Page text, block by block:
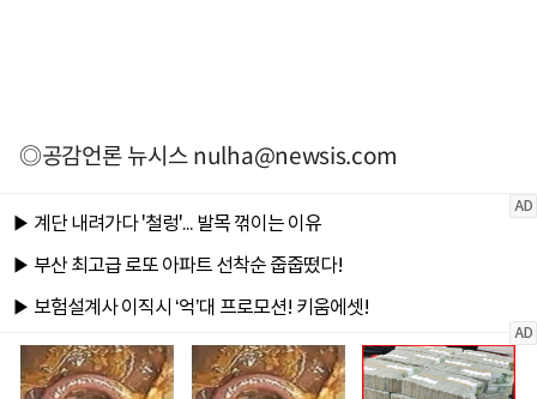
◎공감언론 뉴시스nulha@newsis.com